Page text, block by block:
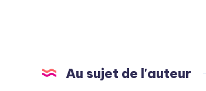
Au sujet de l'auteur